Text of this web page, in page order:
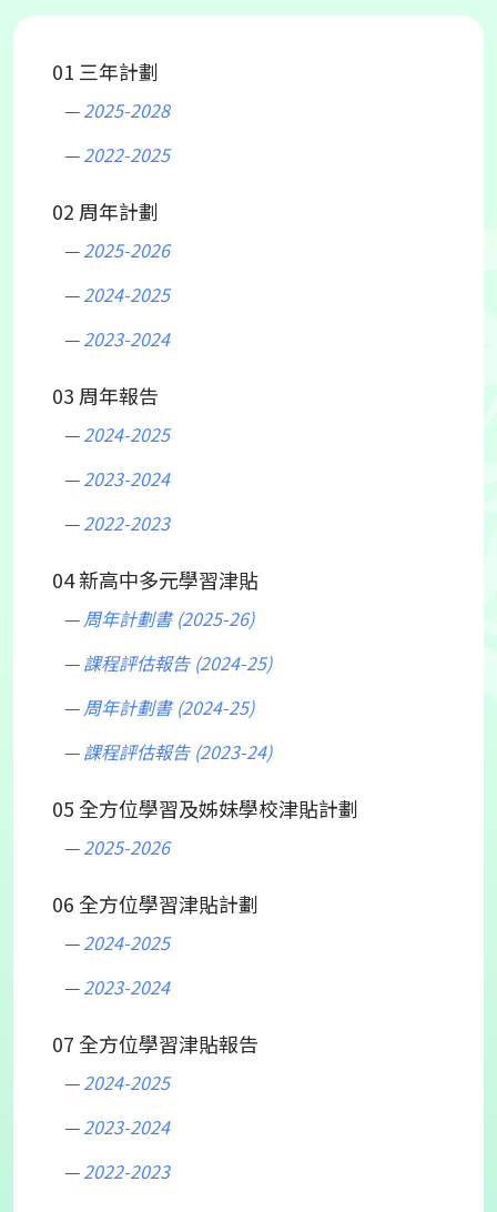
01 三年計劃
2025-2028
2022-2025
02 周年計劃
2025-2026
2024-2025
2023-2024
03 周年報告
2024-2025
2023-2024
2022-2023
04 新高中多元學習津貼
周年計劃書 (2025-26)
課程評估報告 (2024-25)
周年計劃書 (2024-25)
課程評估報告 (2023-24)
05 全方位學習及姊妹學校津貼計劃
2025-2026
06 全方位學習津貼計劃
2024-2025
2023-2024
07 全方位學習津貼報告
2024-2025
2023-2024
2022-2023